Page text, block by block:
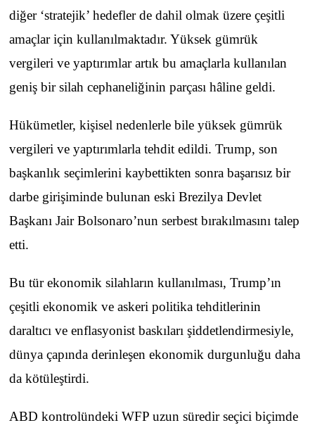
diğer ‘stratejik’ hedefler de dahil olmak üzere çeşitli
amaçlar için kullanılmaktadır. Yüksek gümrük
vergileri ve yaptırımlar artık bu amaçlarla kullanılan
geniş bir silah cephaneliğinin parçası hâline geldi.
Hükümetler, kişisel nedenlerle bile yüksek gümrük
vergileri ve yaptırımlarla tehdit edildi. Trump, son
başkanlık seçimlerini kaybettikten sonra başarısız bir
darbe girişiminde bulunan eski Brezilya Devlet
Başkanı Jair Bolsonaro’nun serbest bırakılmasını talep
etti.
Bu tür ekonomik silahların kullanılması, Trump’ın
çeşitli ekonomik ve askeri politika tehditlerinin
daraltıcı ve enflasyonist baskıları şiddetlendirmesiyle,
dünya çapında derinleşen ekonomik durgunluğu daha
da kötüleştirdi.
ABD kontrolündeki WFP uzun süredir seçici biçimde